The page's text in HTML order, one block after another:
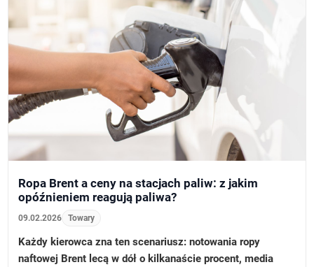
Ropa Brent a ceny na stacjach paliw: z jakim
opóźnieniem reagują paliwa?
09.02.2026 Towary
Każdy kierowca zna ten scenariusz: notowania ropy
naftowej Brent lecą w dół o kilkanaście procent, media